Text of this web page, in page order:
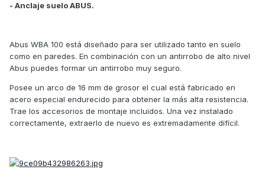
- Anclaje suelo ABUS.
Abus WBA 100 está diseñado para ser utilizado tanto en suelo
como en paredes. En combinación con un antirrobo de alto nivel
Abus puedes formar un antirrobo muy seguro.
Posee un arco de 16 mm de grosor el cual está fabricado en
acero especial endurecido para obtener la más alta resistencia.
Trae los accesorios de montaje incluidos. Una vez instalado
correctamente, extraerlo de nuevo es extremadamente difícil.